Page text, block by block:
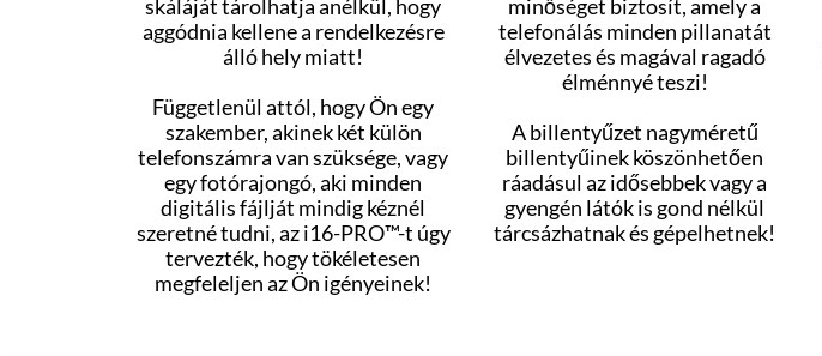
skáláját tárolhatja anélkül, hogy
aggódnia kellene a rendelkezésre
álló hely miatt!
Függetlenül attól, hogy Ön egy
szakember, akinek két külön
telefonszámra van szüksége, vagy
egy fotórajongó, aki minden
digitális fájlját mindig kéznél
szeretné tudni, az i16-PRO™-t úgy
tervezték, hogy tökéletesen
megfeleljen az Ön igényeinek!
minőséget biztosít, amely a
telefonálás minden pillanatát
élvezetes és magával ragadó
élménnyé teszi!
A billentyűzet nagyméretű
billentyűinek köszönhetően
ráadásul az idősebbek vagy a
gyengén látók is gond nélkül
tárcsázhatnak és gépelhetnek!